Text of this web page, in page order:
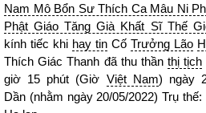
Nam Mô Bổn Sư Thích Ca Mâu Ni
Phật Giáo Tăng Già Khất Sĩ Thế
kính tiếc khi hay tin Cố Trưởng Lão
Thích Giác Thanh đã thu thầnthị tịch
giờ 15 phút (Giờ Việt Nam) ngày
Dần (nhằm ngày 20/05/2022) Trụ